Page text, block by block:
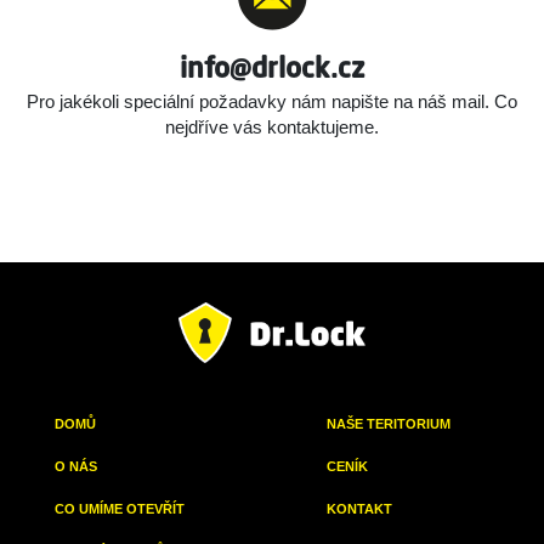
info@drlock.cz
Pro jakékoli speciální požadavky nám napište na náš mail. Co
nejdříve vás kontaktujeme.
DOMŮ
O NÁS
CO UMÍME OTEVŘÍT
NAŠE TERITORIUM
CENÍK
KONTAKT